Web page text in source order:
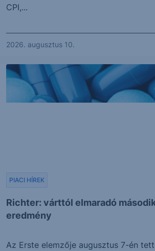
CPI,...
2026. augusztus 10.
Richter: várttól elmaradó
eredmény
PIACI HÍREK
Az Erste elemzője augusztus 7-én